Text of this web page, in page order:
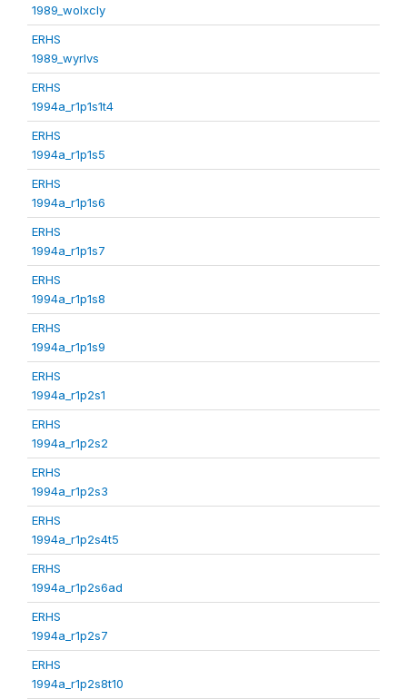
1989_wolxcly
ERHS
1989_wyrlvs
ERHS
1994a_r1p1s1t4
ERHS
1994a_r1p1s5
ERHS
1994a_r1p1s6
ERHS
1994a_r1p1s7
ERHS
1994a_r1p1s8
ERHS
1994a_r1p1s9
ERHS
1994a_r1p2s1
ERHS
1994a_r1p2s2
ERHS
1994a_r1p2s3
ERHS
1994a_r1p2s4t5
ERHS
1994a_r1p2s6ad
ERHS
1994a_r1p2s7
ERHS
1994a_r1p2s8t10